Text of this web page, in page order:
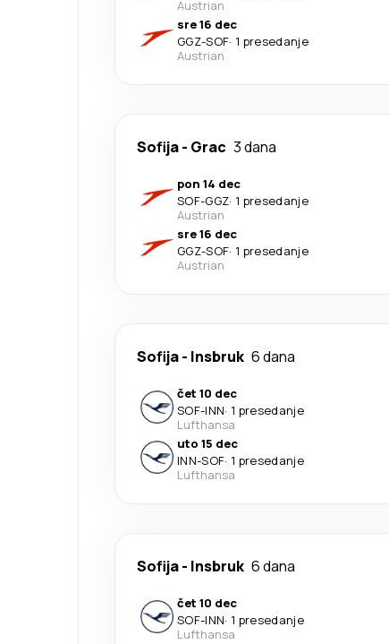
Austrian
sre 16 dec
GGZ-SOF· 1 presedanje
Austrian
Sofija- Grac 3 dana
pon 14 dec
SOF-GGZ· 1 presedanje
Austrian
sre 16 dec
GGZ-SOF· 1 presedanje
Austrian
Sofija- Insbruk 6 dana
čet 10 dec
SOF-INN· 1 presedanje
Lufthansa
uto 15 dec
INN-SOF· 1 presedanje
Lufthansa
Sofija- Insbruk 6 dana
čet 10 dec
SOF-INN· 1 presedanje
Lufthansa